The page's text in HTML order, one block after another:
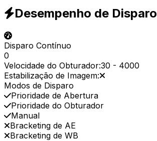
Desempenho de Disparo
Disparo Contínuo
0
Velocidade do Obturador:30 - 4000
Estabilização de Imagem:
Modos de Disparo
Prioridade de Abertura
Prioridade do Obturador
Manual
Bracketing de AE
Bracketing de WB